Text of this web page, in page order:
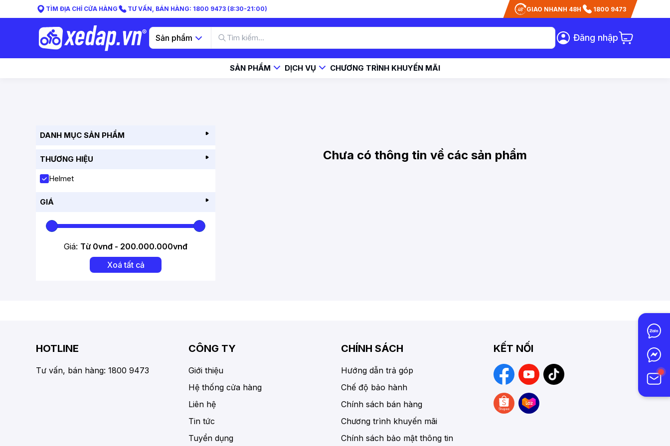
TÌM ĐỊA CHỈ CỬA HÀNG TƯ VẤN, BÁN HÀNG: 1800 9473 (8:30-21:00) GIAO NHANH 48H 1800 9473
Sản phẩm Đăng nhập
SẢN PHẨM DỊCH VỤ CHƯƠNG TRÌNH KHUYẾN MÃI
DANH MỤC SẢN PHẨM
THƯƠNG HIỆU
Helmet
GIÁ
Giá: Từ 0vnđ - 200.000.000vnđ
Xoá tất cả
Chưa có thông tin về các sản phẩm
HOTLINE
Tư vấn, bán hàng: 1800 9473
CÔNG TY
Giới thiệu
Hệ thống cửa hàng
Liên hệ
Tin tức
Tuyển dụng
CHÍNH SÁCH
Hướng dẫn trả góp
Chế độ bảo hành
Chính sách bán hàng
Chương trình khuyến mãi
Chính sách bảo mật thông tin
KẾT NỐI